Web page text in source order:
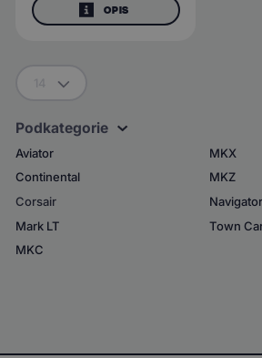
OPIS
Podkategorie
Aviator
Continental
Corsair
Mark LT
MKC
MKX
MKZ
Navigator
Town